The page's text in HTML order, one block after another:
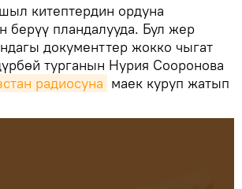
китептердин ордуна
берүү пландалууда. Бул жер
документтер жокко чыгат
турганын Нурия Сооронова
радиосуна маек куруп жатып